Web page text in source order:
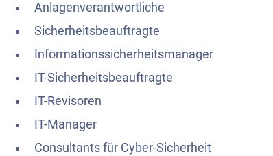
Anlagenverantwortliche
Sicherheitsbeauftragte
Informationssicherheitsmanager
IT-Sicherheitsbeauftragte
IT-Revisoren
IT-Manager
Consultants für Cyber-Sicherheit